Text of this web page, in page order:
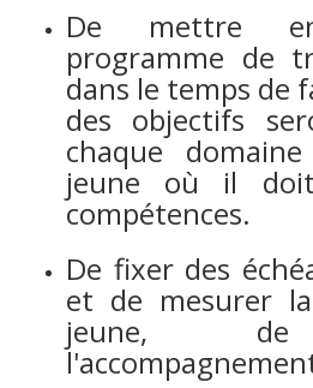
De mettre
programme de
dans le temps de
des objectifs
chaque
jeune où il
compétences.
De fixer des
et de mesurer
jeune, de